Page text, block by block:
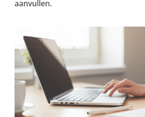
aanvullen.